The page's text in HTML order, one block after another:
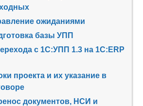
ожиданиями
базы УПП
с 1С:УПП 1.3 на 1С:ERP
проекта и их указание в
документов, НСИ и